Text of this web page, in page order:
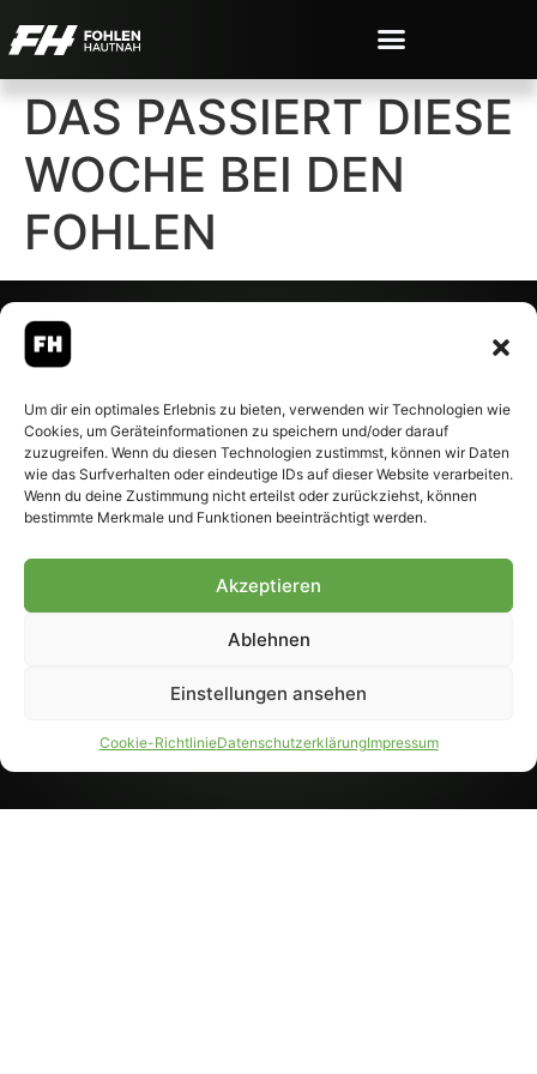
Um dir ein optimales Erlebnis zu bieten, verwenden wir Technologien wie
Cookies, um Geräteinformationen zu speichern und/oder darauf
zuzugreifen. Wenn du diesen Technologien zustimmst, können wir Daten
wie das Surfverhalten oder eindeutige IDs auf dieser Website verarbeiten.
Wenn du deine Zustimmung nicht erteilst oder zurückziehst, können
bestimmte Merkmale und Funktionen beeinträchtigt werden.
Akzeptieren
Ablehnen
Einstellungen ansehen
Cookie-RichtlinieDatenschutzerklärungImpressum
DAS PASSIERT DIESE
WOCHE BEI DEN
FOHLEN
– Alle rechte vorbehalten.
Fohlen-Hautnah.de ist ein
offiziell eingetragenes Magazin
bei der Deutschen
Nationalbibliothek (ISSN 1868-
Weiterverarbeitung, auch
Genehmigung.
PARTNER WERDEN
AGB